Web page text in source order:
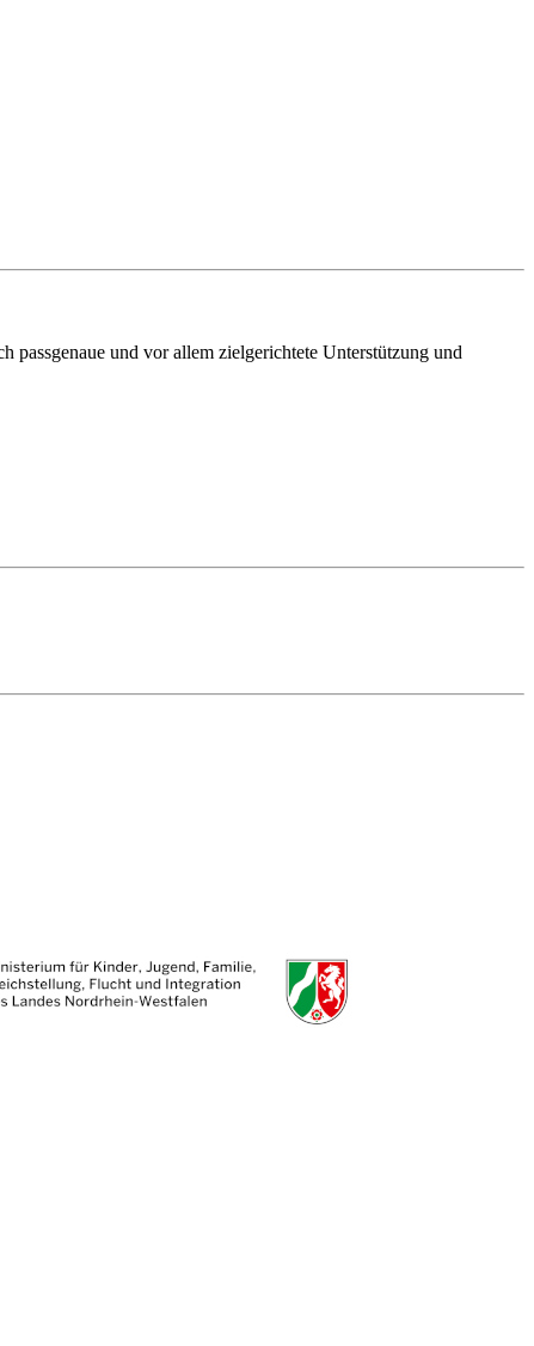
passgenaue und vor allem zielgerichtete Unterstützung und